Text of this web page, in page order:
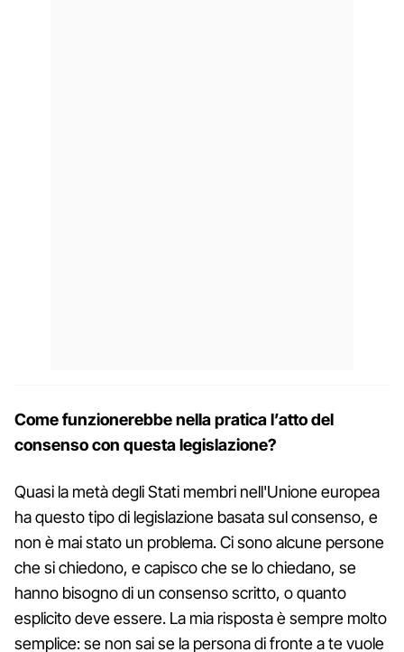
Come funzionerebbe nella pratica l’atto del
consenso con questa legislazione?
Quasi la metà degli Stati membri nell'Unione europea
ha questo tipo di legislazione basata sul consenso, e
non è mai stato un problema. Ci sono alcune persone
che si chiedono, e capisco che se lo chiedano, se
hanno bisogno di un consenso scritto, o quanto
esplicito deve essere. La mia risposta è sempre molto
semplice: se non sai se la persona di fronte a te vuole